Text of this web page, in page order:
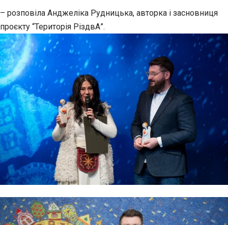
– розповіла Анджеліка Рудницька, авторка і засновниця
проєкту “Територія РіздвА”.